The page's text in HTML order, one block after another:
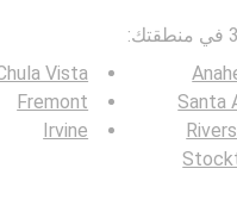
Santa
Vista
Fremont
Irvine